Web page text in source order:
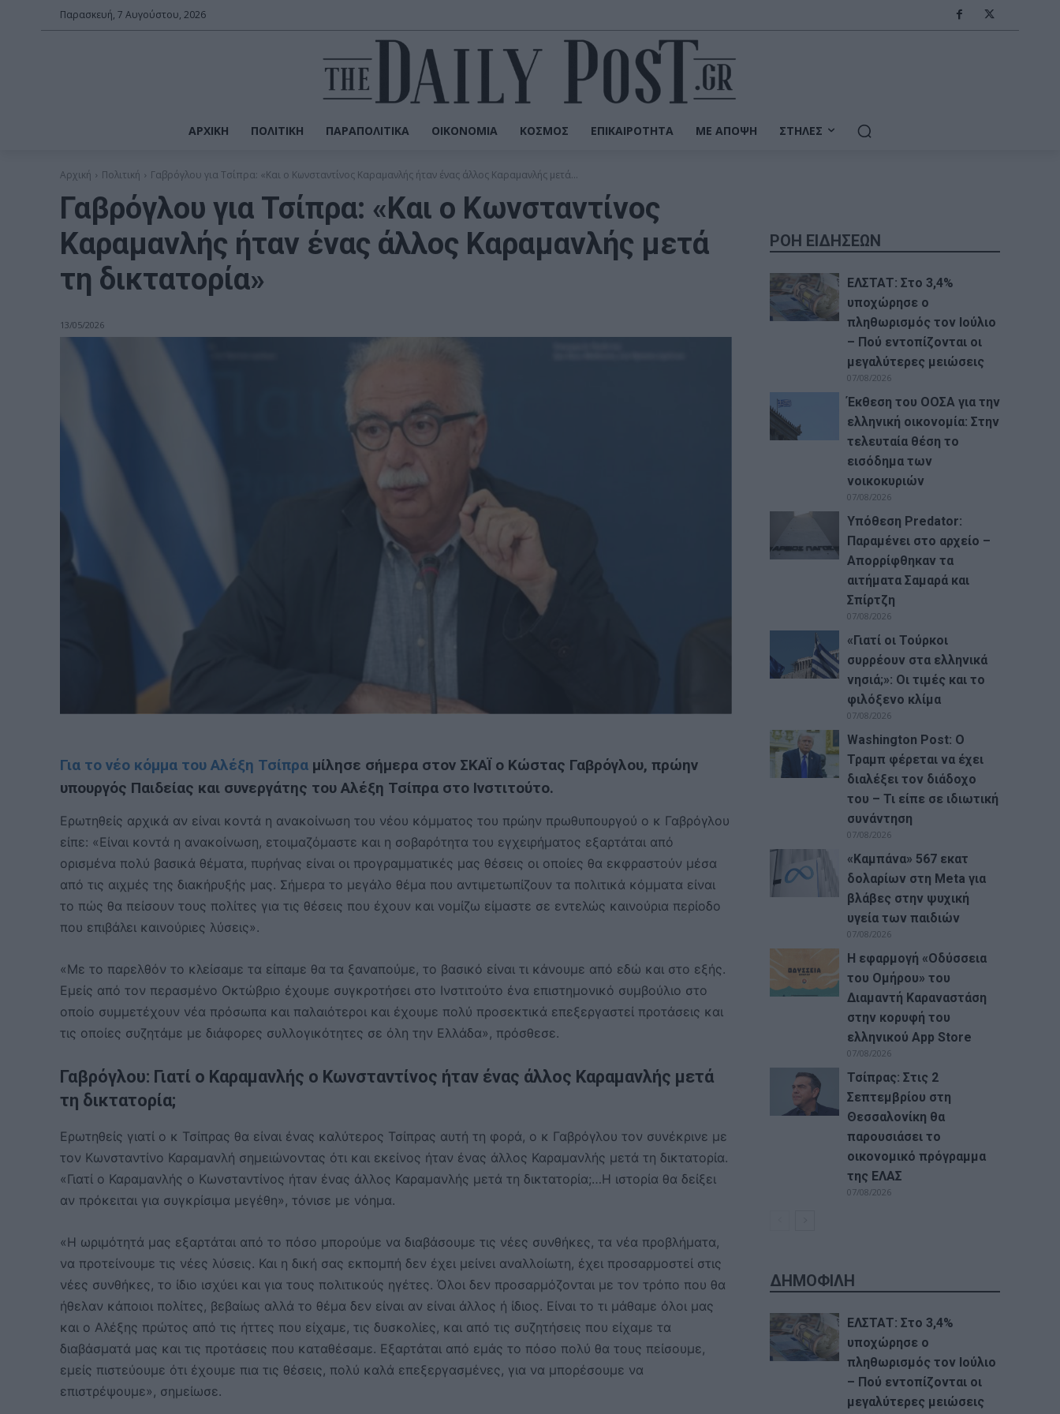
Παρασκευή, 7 Αυγούστου, 2026
ΑΡΧΙΚΉ ΠΟΛΙΤΙΚΉ ΠΑΡΑΠΟΛΙΤΙΚΆ ΟΙΚΟΝΟΜΊΑ ΚΌΣΜΟΣ ΕΠΙΚΑΙΡΌΤΗΤΑ ΜΕ ΆΠΟΨΗ ΣΤΉΛΕΣ
Αρχική Πολιτική Γαβρόγλου για Τσίπρα: «Και ο Κωνσταντίνος Καραμανλής ήταν ένας άλλος Καραμανλής μετά...
Γαβρόγλου για Τσίπρα: «Και ο Κωνσταντίνος
Καραμανλής ήταν ένας άλλος Καραμανλής μετά
τη δικτατορία»
13/05/2026
Για το νέο κόμμα του Αλέξη Τσίπρα μίλησε σήμερα στον ΣΚΑΪ ο Κώστας Γαβρόγλου, πρώην
υπουργός Παιδείας και συνεργάτης του Αλέξη Τσίπρα στο Ινστιτούτο.
Ερωτηθείς αρχικά αν είναι κοντά η ανακοίνωση του νέου κόμματος του πρώην πρωθυπουργού ο κ Γαβρόγλου
είπε: «Είναι κοντά η ανακοίνωση, ετοιμαζόμαστε και η σοβαρότητα του εγχειρήματος εξαρτάται από
ορισμένα πολύ βασικά θέματα, πυρήνας είναι οι προγραμματικές μας θέσεις οι οποίες θα εκφραστούν μέσα
από τις αιχμές της διακήρυξής μας. Σήμερα το μεγάλο θέμα που αντιμετωπίζουν τα πολιτικά κόμματα είναι
το πώς θα πείσουν τους πολίτες για τις θέσεις που έχουν και νομίζω είμαστε σε εντελώς καινούρια περίοδο
που επιβάλει καινούριες λύσεις».
«Με το παρελθόν το κλείσαμε τα είπαμε θα τα ξαναπούμε, το βασικό είναι τι κάνουμε από εδώ και στο εξής.
Εμείς από τον περασμένο Οκτώβριο έχουμε συγκροτήσει στο Ινστιτούτο ένα επιστημονικό συμβούλιο στο
οποίο συμμετέχουν νέα πρόσωπα και παλαιότεροι και έχουμε πολύ προσεκτικά επεξεργαστεί προτάσεις και
τις οποίες συζητάμε με διάφορες συλλογικότητες σε όλη την Ελλάδα», πρόσθεσε.
Γαβρόγλου: Γιατί ο Καραμανλής ο Κωνσταντίνος ήταν ένας άλλος Καραμανλής μετά
τη δικτατορία;
Ερωτηθείς γιατί ο κ Τσίπρας θα είναι ένας καλύτερος Τσίπρας αυτή τη φορά, ο κ Γαβρόγλου τον συνέκρινε με
τον Κωνσταντίνο Καραμανλή σημειώνοντας ότι και εκείνος ήταν ένας άλλος Καραμανλής μετά τη δικτατορία.
«Γιατί ο Καραμανλής ο Κωνσταντίνος ήταν ένας άλλος Καραμανλής μετά τη δικτατορία;…Η ιστορία θα δείξει
αν πρόκειται για συγκρίσιμα μεγέθη», τόνισε με νόημα.
«Η ωριμότητά μας εξαρτάται από το πόσο μπορούμε να διαβάσουμε τις νέες συνθήκες, τα νέα προβλήματα,
να προτείνουμε τις νέες λύσεις. Και η δική σας εκπομπή δεν έχει μείνει αναλλοίωτη, έχει προσαρμοστεί στις
νέες συνθήκες, το ίδιο ισχύει και για τους πολιτικούς ηγέτες. Όλοι δεν προσαρμόζονται με τον τρόπο που θα
ήθελαν κάποιοι πολίτες, βεβαίως αλλά το θέμα δεν είναι αν είναι άλλος ή ίδιος. Είναι το τι μάθαμε όλοι μας
και ο Αλέξης πρώτος από τις ήττες που είχαμε, τις δυσκολίες, και από τις συζητήσεις που είχαμε τα
διαβάσματά μας και τις προτάσεις που καταθέσαμε. Εξαρτάται από εμάς το πόσο πολύ θα τους πείσουμε,
εμείς πιστεύουμε ότι έχουμε πια τις θέσεις, πολύ καλά επεξεργασμένες, για να μπορέσουμε να
επιστρέψουμε», σημείωσε.
ΡΟΗ ΕΙΔΗΣΕΩΝ
ΕΛΣΤΑΤ: Στο 3,4%
υποχώρησε ο
πληθωρισμός τον Ιούλιο
– Πού εντοπίζονται οι
μεγαλύτερες μειώσεις
07/08/2026
Έκθεση του ΟΟΣΑ για την
ελληνική οικονομία: Στην
τελευταία θέση το
εισόδημα των
νοικοκυριών
07/08/2026
Υπόθεση Predator:
Παραμένει στο αρχείο –
Απορρίφθηκαν τα
αιτήματα Σαμαρά και
Σπίρτζη
07/08/2026
«Γιατί οι Τούρκοι
συρρέουν στα ελληνικά
νησιά;»: Οι τιμές και το
φιλόξενο κλίμα
07/08/2026
Washington Post: Ο
Τραμπ φέρεται να έχει
διαλέξει τον διάδοχο
του – Τι είπε σε ιδιωτική
συνάντηση
07/08/2026
«Καμπάνα» 567 εκατ
δολαρίων στη Meta για
βλάβες στην ψυχική
υγεία των παιδιών
07/08/2026
Η εφαρμογή «Οδύσσεια
του Ομήρου» του
Διαμαντή Καραναστάση
στην κορυφή του
ελληνικού App Store
07/08/2026
Τσίπρας: Στις 2
Σεπτεμβρίου στη
Θεσσαλονίκη θα
παρουσιάσει το
οικονομικό πρόγραμμα
της ΕΛΑΣ
07/08/2026
ΔΗΜΟΦΙΛΗ
ΕΛΣΤΑΤ: Στο 3,4%
υποχώρησε ο
πληθωρισμός τον Ιούλιο
– Πού εντοπίζονται οι
μεγαλύτερες μειώσεις